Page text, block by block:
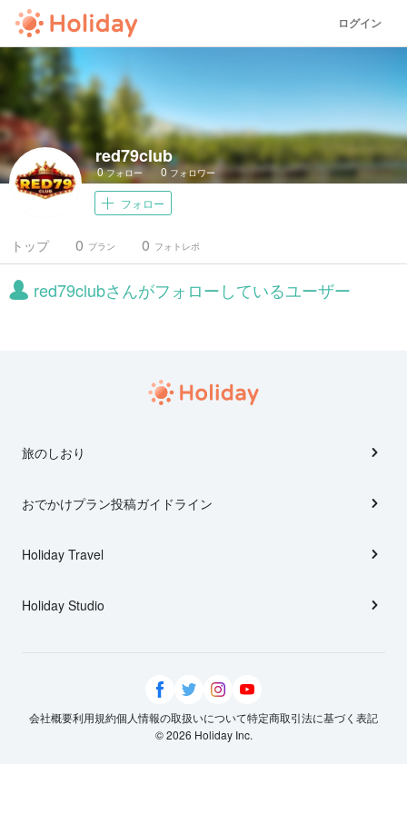
ログイン
red79club
0フォロー 0 フォロワー
フォロー
トップ プラン
0 フォトレポ
0
red79clubさんがフォローしているユーザー
旅のしおり
おでかけプラン投稿ガイドライン
Holiday Travel
Holiday Studio
会社概要利用規約個人情報の取扱いについて特定商取引法に基づく表記
© 2026 Holiday Inc.